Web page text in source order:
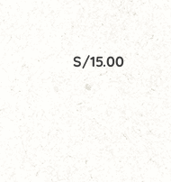
S/15.00